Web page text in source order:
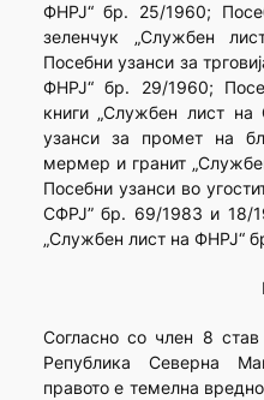
ФНРЈ“ бр. 25/1960;
зеленчук „Службен
Посебни узанси за
ФНРЈ“ бр. 29/1960;
книги „Службен лист
узанси за промет на
мермер и гранит
Посебни узанси во
СФРЈ” бр. 69/1983 и 18/
„Службен лист на ФНРЈ“
Согласно со член 8
Република Северна
правото е темелна